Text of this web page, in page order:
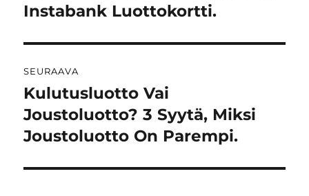
Instabank Luottokortti.
SEURAAVA
Seuraava
artikkeli:
Kulutusluotto Vai
Joustoluotto? 3 Syytä, Miksi
Joustoluotto On Parempi.